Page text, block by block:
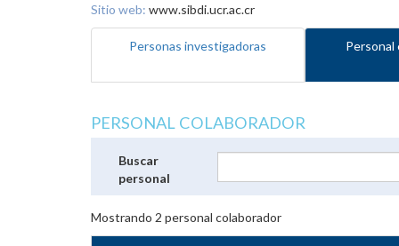
Sitio web: www.sibdi.ucr.ac.cr
Personas investigadoras Personal
PERSONAL COLABORADOR
Buscar
personal
Mostrando 2 personal colaborador